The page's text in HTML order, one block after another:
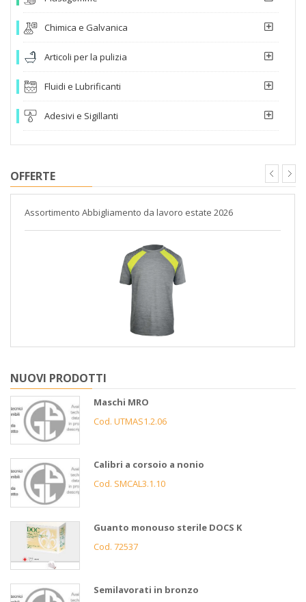
Chimica e Galvanica
Articoli per la pulizia
Fluidi e Lubrificanti
Adesivi e Sigillanti
OFFERTE
Assortimento Abbigliamento da lavoro estate 2026
NUOVI PRODOTTI
Maschi MRO
Cod. UTMAS1.2.06
Calibri a corsoio a nonio
Cod. SMCAL3.1.10
Guanto monouso sterile DOCS K
Cod. 72537
Semilavorati in bronzo